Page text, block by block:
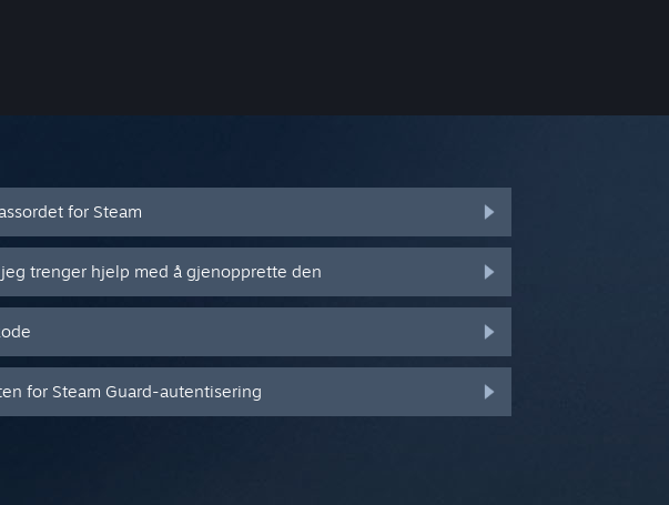
for Steam
trenger hjelp med å gjenopprette den
for Steam Guard-autentisering